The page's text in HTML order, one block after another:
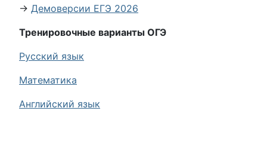
→ Демоверсии ЕГЭ 2026
Тренировочные варианты ОГЭ
Русский язык
Математика
Английский язык